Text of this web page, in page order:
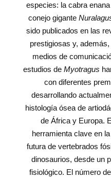
especies: la cabra
conejo gigante
sido publicados en las
prestigiosas y,
medios de
estudios de Myotragus
con diferentes
desarrollando
histología ósea de
de África y Europa.
herramienta clave en
futura de vertebrados
dinosaurios, desde un
fisiológico. El número